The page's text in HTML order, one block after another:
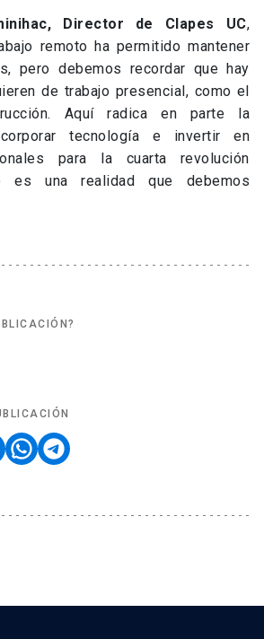
Director de Clapes UC,
remoto ha permitido mantener
pero debemos recordar que hay
de trabajo presencial, como el
Aquí radica en parte la
tecnología e invertir en
para la cuarta revolución
es una realidad que debemos